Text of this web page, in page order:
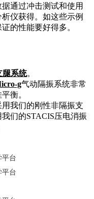
通过冲击测试和使用
仪获得。如这些示例
的性能要好得多。
腿系统。
g气动隔振系统非常
衡。
我们的刚性非隔振支
们的STACIS压电消振